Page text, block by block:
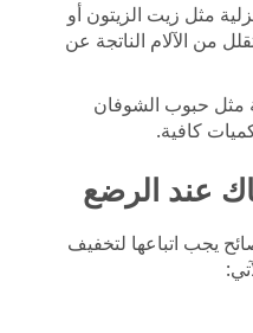
مثل زيت الزيتون أو
من الآلام الناتجة عن
مثل حبوب الشوفان
كافية.
عند الرضع
يجب اتباعها لتخفيف